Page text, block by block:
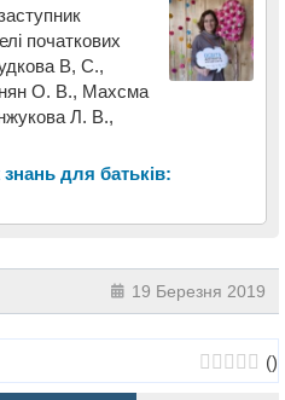
початкових
В, С.,
О. В., Махсма
Л. В.,
знань для батьків:
19 Березня 2019
()